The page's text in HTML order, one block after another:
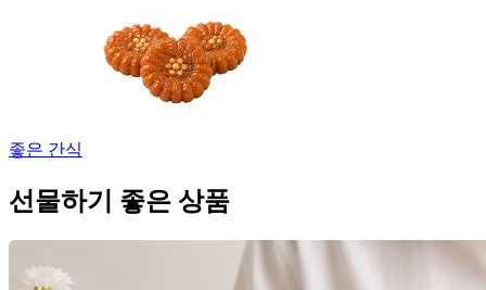
좋은 간식
선물하기 좋은 상품